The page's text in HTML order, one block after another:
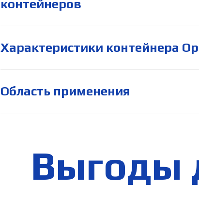
контейнеров
Характеристики контейнера
Область применения
Выгоды